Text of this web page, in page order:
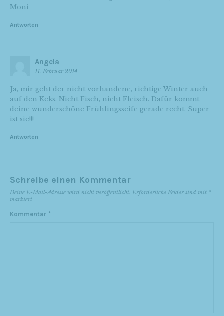
Moni
Antworten
Angela
11. Februar 2014
Ja, mir geht der nicht vorhandene, richtige Winter auch
auf den Keks. Nicht Fisch, nicht Fleisch. Dafür kommt
deine wunderschöne Frühlingsseife gerade recht. Super
ist sie!!!
Antworten
Schreibe einen Kommentar
Deine E-Mail-Adresse wird nicht veröffentlicht. Erforderliche Felder sind mit *
markiert
Kommentar *